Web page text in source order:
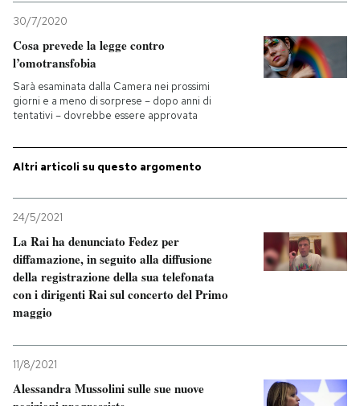
30/7/2020
Cosa prevede la legge contro
l’omotransfobia
Sarà esaminata dalla Camera nei prossimi
giorni e a meno di sorprese – dopo anni di
tentativi – dovrebbe essere approvata
Altri articoli su questo argomento
24/5/2021
La Rai ha denunciato Fedez per
diffamazione, in seguito alla diffusione
della registrazione della sua telefonata
con i dirigenti Rai sul concerto del Primo
maggio
11/8/2021
Alessandra Mussolini sulle sue nuove